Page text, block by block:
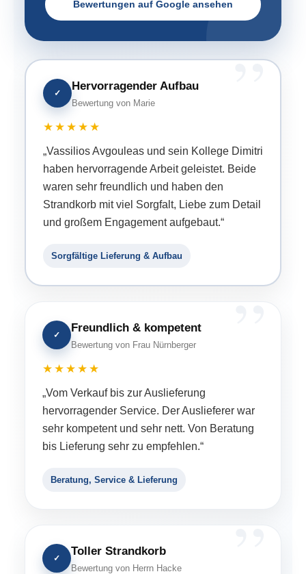
Bewertungen auf Google ansehen
✓
Hervorragender Aufbau
Bewertung von Marie
★★★★★
„Vassilios Avgouleas und sein Kollege Dimitri
haben hervorragende Arbeit geleistet. Beide
waren sehr freundlich und haben den
Strandkorb mit viel Sorgfalt, Liebe zum Detail
und großem Engagement aufgebaut.“
Sorgfältige Lieferung & Aufbau
✓
Freundlich & kompetent
Bewertung von Frau Nürnberger
★★★★★
„Vom Verkauf bis zur Auslieferung
hervorragender Service. Der Auslieferer war
sehr kompetent und sehr nett. Von Beratung
bis Lieferung sehr zu empfehlen.“
Beratung, Service & Lieferung
✓
Toller Strandkorb
Bewertung von Herrn Hacke